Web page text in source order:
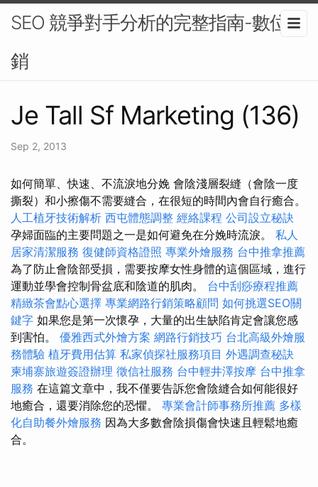
SEO 競爭對手分析的完整指南-數位行
銷
Je Tall Sf Marketing (136)
Sep 2, 2013
如何簡單、快速、不流淚地分娩 會陰淺層裂縫（會陰一度
撕裂）和小擦傷不需要縫合，在很短的時間內會自行癒合。
人工植牙技術解析 西屯體態調整 經絡課程 公司設立秘訣
孕婦面臨的主要問題之一是如何避免在分娩時流淚。 私人
居家清潔服務 復健師資格證照 專業外燴服務 台中推拿推薦
為了防止會陰部受損，需要按摩女性身體的這個區域，進行
運動並學會控制骨盆底和陰道的肌肉。 台中刮痧療程推薦
精緻茶會點心選擇 專業網路行銷策略顧問 如何挑選SEO關
鍵字 如果您是第一次懷孕，大量的出生缺陷肯定會讓您感
到害怕。 優雅西式外燴方案 網路行銷技巧 台北高級外燴服
務體驗 植牙費用估算 私家偵探社服務項目 外遇調查秘訣
柬埔寨旅遊簽證辦理 徵信社服務 台中輕井澤按摩 台中推拿
服務 在這篇文章中，我不僅要告訴您會陰縫合如何能很好
地癒合，還要消除您的恐懼。 專業會計師事務所推薦 多樣
化自助餐外燴服務 因為大多數會陰損傷會快速且輕鬆地癒
合。